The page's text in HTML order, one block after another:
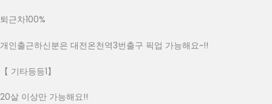
퇴근차100%
개인출근하신분은 대전온천역3번출구 픽업 가능해요~!!
【 기타등등1】
20살 이상만 가능해요!!